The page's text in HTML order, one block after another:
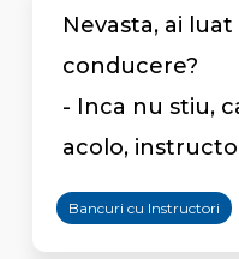
Nevasta, ai
conducere?
- Inca nu stiu,
acolo,
Bancuri cu Instructori